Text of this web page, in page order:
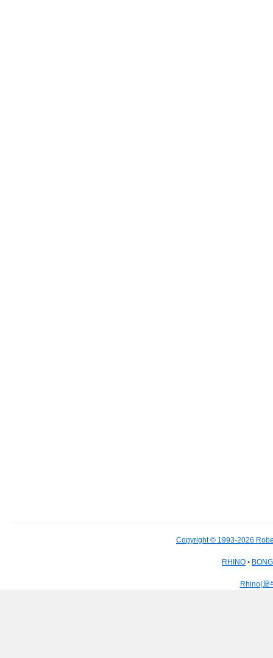
Copyright © 1993-2026
RHINO •
Rhino(犀